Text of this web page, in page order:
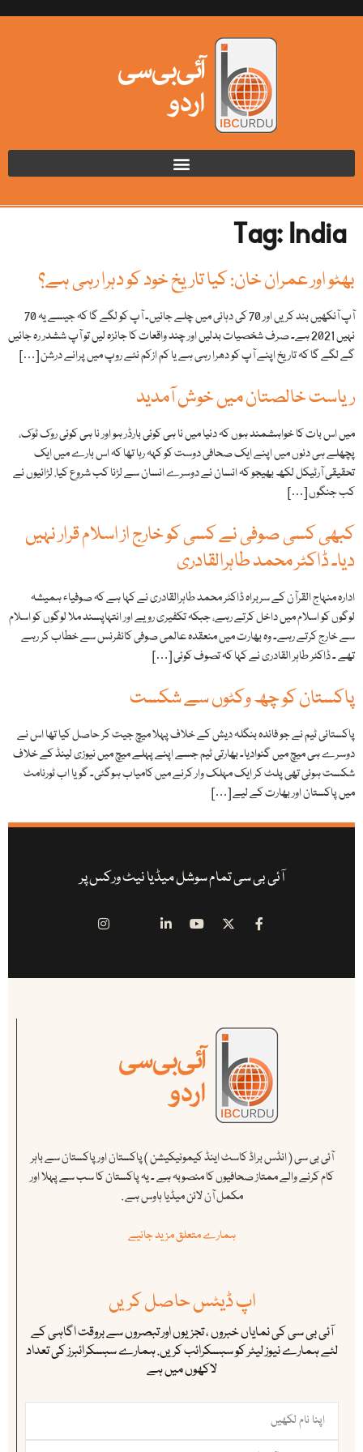
Tag:India
بھٹو اور عمران خان: کیا تاریخ خود کو دہرا رہی ہے؟
آپ آنکھیں بند کریں اور 70 کی دہائی میں چلے جائیں۔ آپ کو لگے گا کہ جیسے یہ 70
نہیں 2021 ہے۔ صرف شخصیات بدلیں اور چند واقعات کا جائزہ لیں تو آپ ششدر رہ جائیں
گے لگے گا کہ تاریخ اپنے آپ کو دھرا رہی ہے یا کم ازکم نئے روپ میں پرانے درشن […]
ریاست خالصتان میں خوش آمدید
میں اس بات کا خواہشمند ہوں کہ دنیا میں نا ہی کوئی بارڈر ہو اور نا ہی کوئی روک ٹوک،
پچھلے ہی دنوں میں اپنے ایک صحافی دوست کو کہہ رہا تھا کہ اس بارے میں ایک
تحقیقی آرٹیکل لکھ بھیجو کہ انسان نے دوسرے انسان سے لڑنا کب شروع کیا. لڑائیوں نے
کب جنگوں […]
کبھی کسی صوفی نے کسی کو خارج از اسلام قرار نہیں
دیا۔ ڈاکٹر محمد طاہرالقادری
ادارہ منہاج القرآن کے سربراہ ڈاکٹر محمد طاہرالقادری نے کہا ہے کہ صوفیاء ہمیشہ
لوگوں کو اسلام میں داخل کرتے رہے، جبکہ تکفیری رویے اور انتہاپسند ملا لوگوں کو اسلام
سے خارج کرتے رہے۔ وہ بھارت میں منعقدہ عالمی صوفی کانفرنس سے خطاب کر رہے
تھے ۔ ڈاکٹر طاہر القادری نے کہا کہ تصوف کوئی […]
پاکستان کو چھ وکٹوں سے شکست
پاکستانی ٹیم نے جو فائدہ بنگلہ دیش کے خلاف پہلا میچ جیت کر حاصل کیا تھا اس نے
دوسرے ہی میچ میں گنوادیا۔ بھارتی ٹیم جسے اپنے پہلے میچ میں نیوزی لینڈ کے خلاف
شکست ہوئی تھی پلٹ کر ایک مہلک وار کرنے میں کامیاب ہوگئی۔ گویا اب ٹورنامٹ
میں پاکستان اور بھارت کے لیے […]
آئی بی سی تمام سوشل میڈیا نیٹ ورکس پر
آئی بی سی ( انڈس براڈ کاسٹ اینڈ کیمونیکیشن ) پاکستان اور پاکستان سے باہر
کام کرنے والے ممتاز صحافیوں کا منصوبہ ہے ۔ یہ پاکستان کا سب سے پہلا اور
مکمل آن لائن میڈیا ہاوس ہے .
ہمارے متعلق مزید جانیے
اپ ڈیٹس حاصل کریں
آئی بی سی کی نمایاں خبروں ، تجزیوں اور تبصروں سے بروقت اگاہی کے
لئے ہمارے نیوز لیٹر کو سبسکرائب کریں. ہمارے سبسکرائبرز کی تعداد
لاکھوں میں ہے